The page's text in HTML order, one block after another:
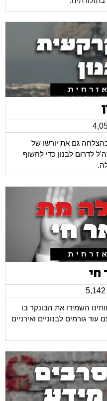
גם את יורשו של
לדרום לבנון כדי לחשוף
חי
כוחותינו השמידו את הבונקר בו
גורמים לבנוניים ואירניים